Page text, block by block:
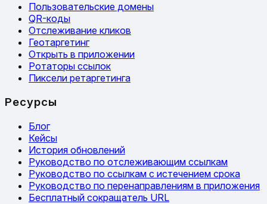
Пользовательские домены
QR-коды
Отслеживание кликов
Геотаргетинг
Открыть в приложении
Ротаторы ссылок
Пиксели ретаргетинга
Ресурсы
Блог
Кейсы
История обновлений
Руководство по отслеживающим ссылкам
Руководство по ссылкам с истечением срока
Руководство по перенаправлениям в приложения
Бесплатный сокращатель URL